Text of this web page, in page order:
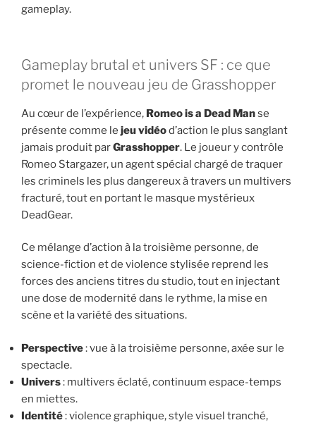
gameplay.
Gameplay brutal et univers SF : ce que
promet le nouveau jeu de Grasshopper
Au cœur de l’expérience, Romeo is a Dead Manse
présente comme le jeu vidéod’action le plus sanglant
jamais produit parGrasshopper. Le joueur y contrôle
Romeo Stargazer, un agent spécial chargé de traquer
les criminels les plus dangereux à travers un multivers
fracturé, tout en portant le masque mystérieux
DeadGear.
Ce mélange d’action à la troisième personne, de
science-fiction et de violence stylisée reprend les
forces des anciens titres du studio, tout en injectant
une dose de modernité dans le rythme, la mise en
scène et la variété des situations.
Perspective: vue à la troisième personne, axée sur le
spectacle.
Univers: multivers éclaté, continuum espace-temps
en miettes.
Identité: violence graphique, style visuel tranché,